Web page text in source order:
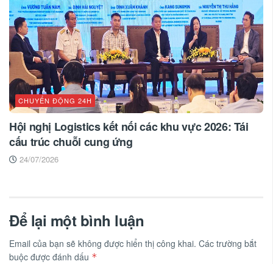
CHUYỂN ĐỘNG 24H
Hội nghị Logistics kết nối các khu vực 2026: Tái
cấu trúc chuỗi cung ứng
24/07/2026
Để lại một bình luận
Email của bạn sẽ không được hiển thị công khai. Các trường bắt
buộc được đánh dấu *